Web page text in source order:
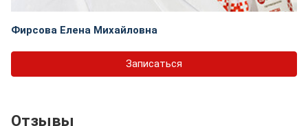
Фирсова Елена Михайловна
Записаться
Отзывы